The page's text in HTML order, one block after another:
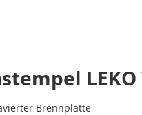
LEKO
Brennplatte